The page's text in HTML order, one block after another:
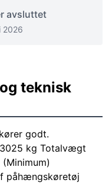
avsluttet
2026
teknisk
godt.
kg Totalvægt
påhængskøretøj